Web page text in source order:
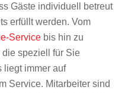
Gäste individuell betreut
erfüllt werden. Vom
Service bis hin zu
speziell für Sie
liegt immer auf
Service. Mitarbeiter sind